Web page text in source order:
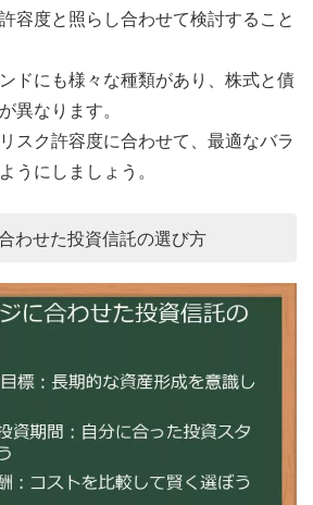
容度と照らし合わせて検討すること
ドにも様々な種類があり、株式と債
異なります。
スク許容度に合わせて、最適なバラ
うにしましょう。
わせた投資信託の選び方